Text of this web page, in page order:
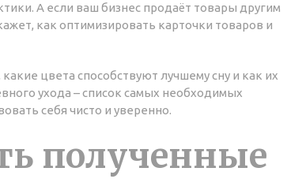
А если ваш бизнес продаёт товары другим
как оптимизировать карточки товаров и
цвета способствуют лучшему сну и как их
ухода – список самых необходимых
себя чисто и уверенно.
полученные